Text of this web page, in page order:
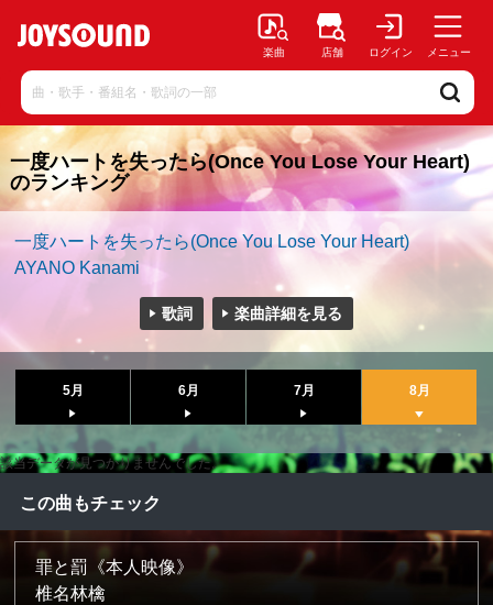
楽曲 店舗 ログイン メニュー
一度ハートを失ったら(Once You Lose Your Heart)
のランキング
一度ハートを失ったら(Once You Lose Your Heart)
AYANO Kanami
歌詞 楽曲詳細を見る
5月 6月 7月 8月
該当データが見つかりませんでした。
この曲もチェック
罪と罰《本人映像》
椎名林檎